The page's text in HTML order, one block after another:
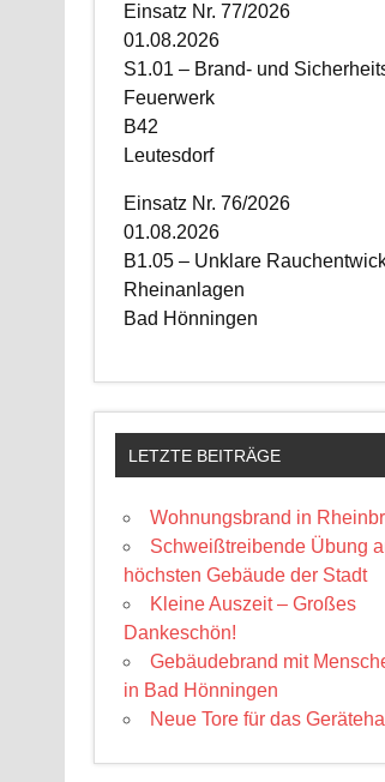
Einsatz Nr. 77/2026
01.08.2026
S1.01 – Brand- und
Feuerwerk
B42
Leutesdorf
Einsatz Nr. 76/2026
01.08.2026
B1.05 – Unklare
Rheinanlagen
Bad Hönningen
LETZTE BEITRÄGE
Wohnungsbrand in
Schweißtreibende Übung
höchsten Gebäude der Stadt
Kleine Auszeit – Großes
Dankeschön!
Gebäudebrand mit
in Bad Hönningen
Neue Tore für das